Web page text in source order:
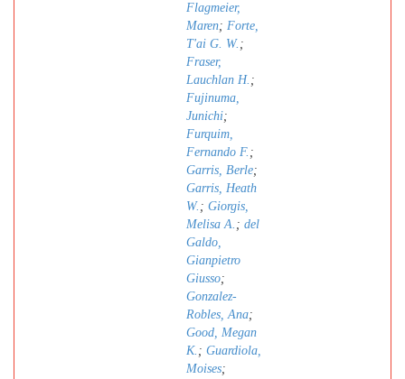
Flagmeier,
Maren; Forte,
T'ai G. W. ;
Fraser,
Lauchlan H. ;
Fujinuma,
Junichi;
Furquim,
Fernando F. ;
Garris, Berle;
Garris, Heath
W. ; Giorgis,
Melisa A. ; del
Galdo,
Gianpietro
Giusso;
Gonzalez-
Robles, Ana;
Good, Megan
K. ; Guardiola,
Moises;